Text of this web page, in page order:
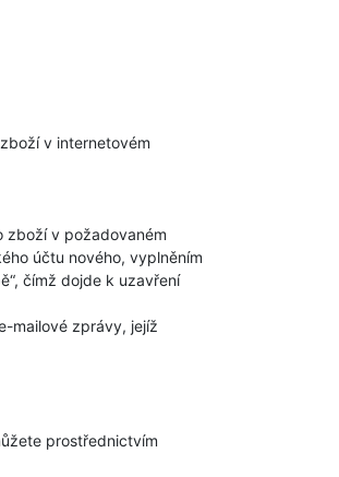
v internetovém
zboží v požadovaném
účtu nového, vyplněním
čímž dojde k uzavření
mailové zprávy, jejíž
prostřednictvím